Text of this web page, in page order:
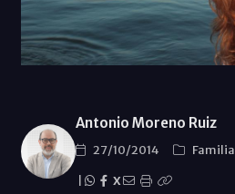
Antonio Moreno Ruiz
27/10/2014
Familia
X